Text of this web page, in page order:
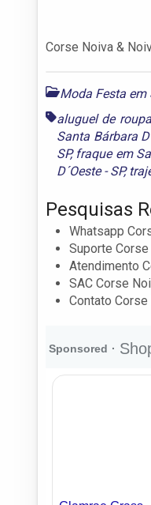
Corse Noiva &
Moda Festa em
aluguel de
Santa Bárbara
SP, fraque em
D´Oeste - SP,
Pesquisas
Whatsapp
Suporte
Atendimento
SAC Corse
Contato